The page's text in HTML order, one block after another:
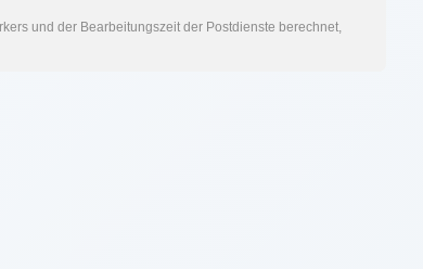
und der Bearbeitungszeit der Postdienste berechnet,